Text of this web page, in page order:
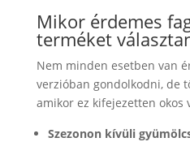
Mikor érdemes
terméket
Nem minden esetben van
verzióban gondolkodni, de
amikor ez kifejezetten okos
Szezonon kívüli